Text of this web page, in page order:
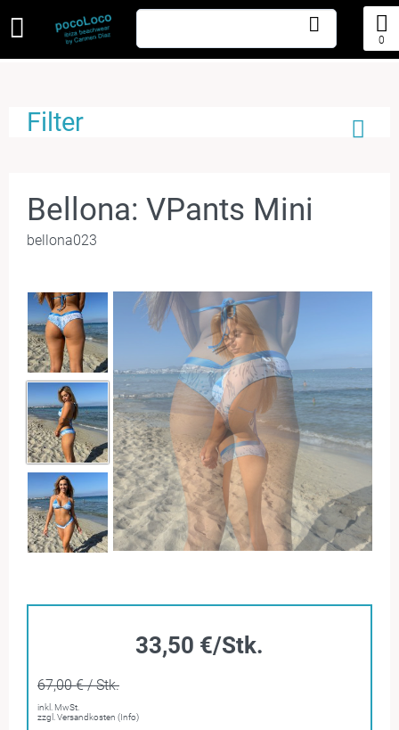
0
Filter
Bellona: VPants Mini
bellona023
33,50 €/Stk.
67,00 € / Stk.
inkl. MwSt.
zzgl. Versandkosten (Info)